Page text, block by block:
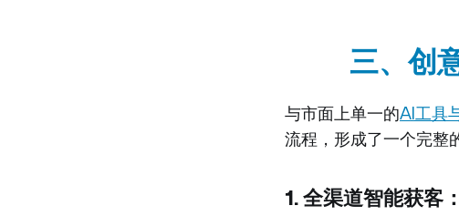
三、创
与市面上单一的AI工具
流程，形成了一个完整
1. 全渠道智能获客